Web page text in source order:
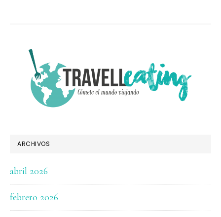
FOOTER
ARCHIVOS
abril 2026
febrero 2026